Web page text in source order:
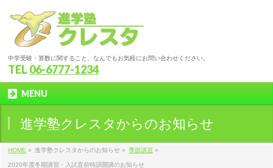
中学受験・算数に関すること、なんでもお気軽にお問い合わせください。
TEL 06-6777-1234
MENU
進学塾クレスタからのお知らせ
HOME » 進学塾クレスタからのお知らせ » 季節講習 »
2020年度冬期講習・入試直前特訓開講のお知らせ